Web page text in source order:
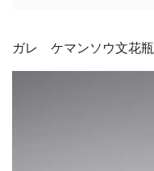
ガレ ケマンソウ文花瓶